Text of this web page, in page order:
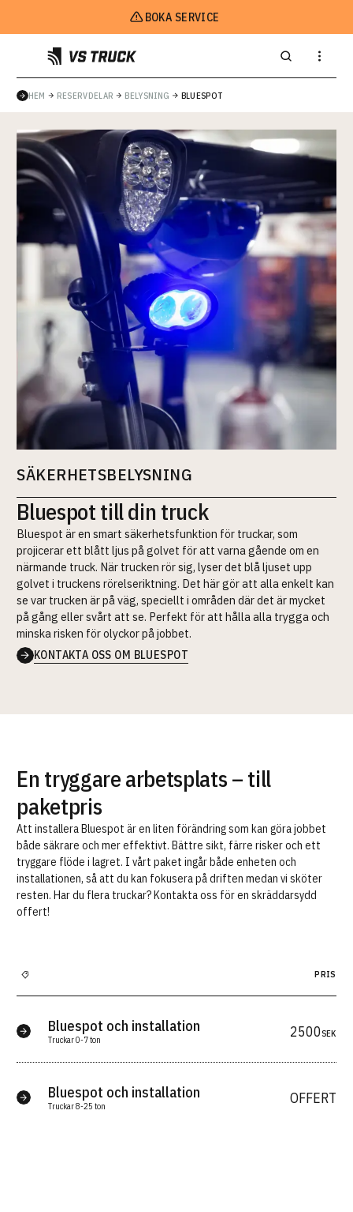
BOKA SERVICE
HEM RESERVDELAR BELYSNING BLUESPOT
SÄKERHETSBELYSNING
Bluespot till din truck
Bluespot är en smart säkerhetsfunktion för truckar, som
projicerar ett blått ljus på golvet för att varna gående om en
närmande truck. När trucken rör sig, lyser det blå ljuset upp
golvet i truckens rörelseriktning. Det här gör att alla enkelt kan
se var trucken är på väg, speciellt i områden där det är mycket
på gång eller svårt att se. Perfekt för att hålla alla trygga och
minska risken för olyckor på jobbet.
KONTAKTA OSS OM BLUESPOT
En tryggare arbetsplats – till
paketpris
Att installera Bluespot är en liten förändring som kan göra jobbet
både säkrare och mer effektivt. Bättre sikt, färre risker och ett
tryggare flöde i lagret. I vårt paket ingår både enheten och
installationen, så att du kan fokusera på driften medan vi sköter
resten. Har du flera truckar? Kontakta oss för en skräddarsydd
offert!
PRIS
Bluespot och installation
Truckar 0-7 ton 2500SEK
Bluespot och installation
Truckar 8-25 ton OFFERT